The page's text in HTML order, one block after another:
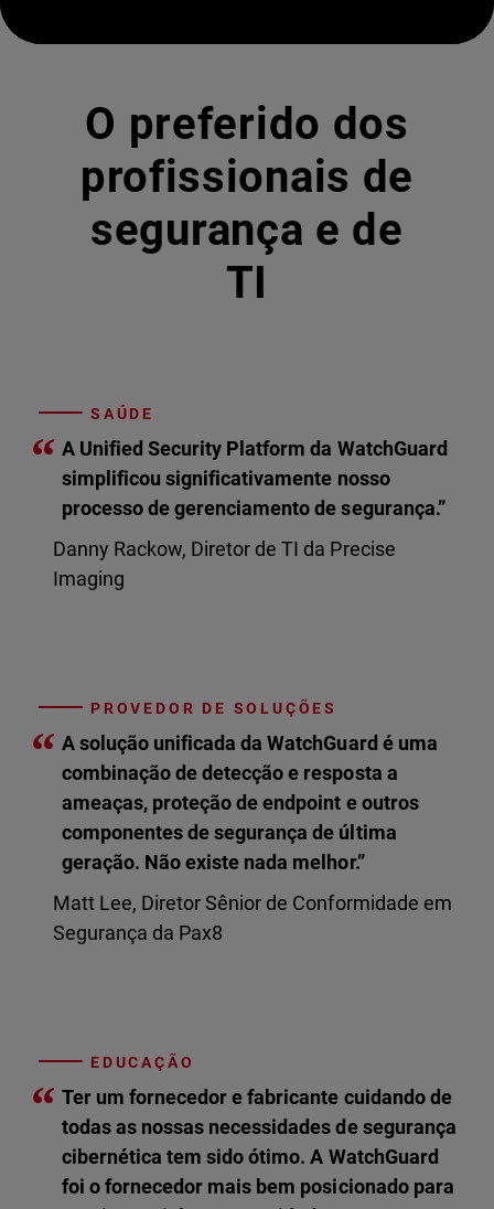
O preferido dos
profissionais de
segurança e de
TI
SAÚDE
“ A Unified Security Platform da WatchGuard
simplificou significativamente nosso
processo de gerenciamento de segurança.”
Danny Rackow, Diretor de TI da Precise
Imaging
PROVEDOR DE SOLUÇÕES
“ A solução unificada da WatchGuard é uma
combinação de detecção e resposta a
ameaças, proteção de endpoint e outros
componentes de segurança de última
geração. Não existe nada melhor.”
Matt Lee, Diretor Sênior de Conformidade em
Segurança da Pax8
EDUCAÇÃO
“ Ter um fornecedor e fabricante cuidando de
todas as nossas necessidades de segurança
cibernética tem sido ótimo. A WatchGuard
foi o fornecedor mais bem posicionado para